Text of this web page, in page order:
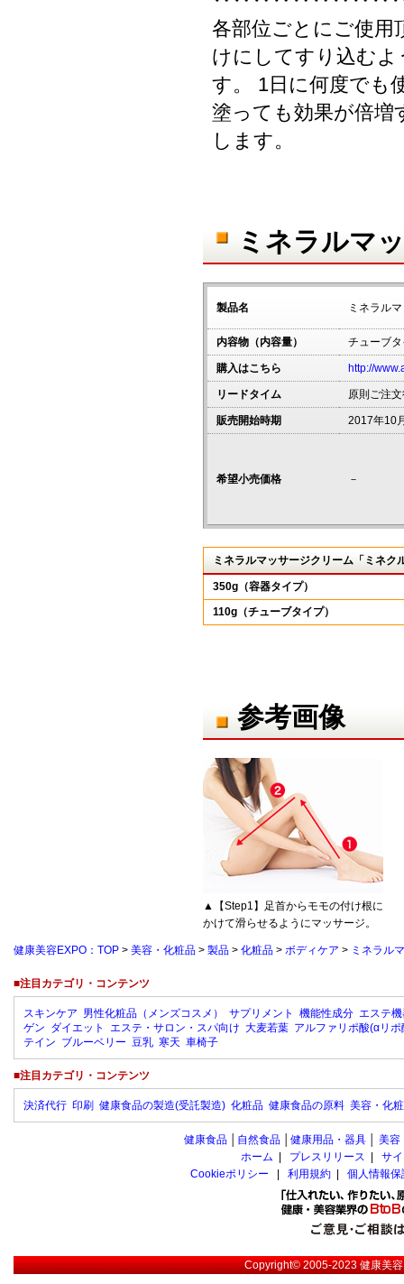
各部位ごとにご使用
けにしてすり込む
す。 1日に何度でも
塗っても効果が倍
します。
ミネラルマ
製品名 ミネラル
内容物（内容量） チューブ
購入はこちら http://
リードタイム 原則ご注
販売開始時期 2017年10
希望小売価格 －
ミネラルマッサージクリーム「ミネク
350g（容器タイプ）
110g（チューブタイプ）
参考画像
▲【Step1】足首からモモの付け根に
かけて滑らせるようにマッサージ。
健康美容EXPO：TOP > 美容・化粧品 > 製品 > 化粧品 > ボディケア > ミネラル
■注目カテゴリ・コンテンツ
スキンケア 男性化粧品（メンズコスメ） サプリメント 機能性成分 エステ
ゲン ダイエット エステ・サロン・スパ向け 大麦若葉 アルファリポ酸(αリポ
テイン ブルーベリー 豆乳 寒天 車椅子
■注目カテゴリ・コンテンツ
決済代行 印刷 健康食品の製造(受託製造) 化粧品 健康食品の原料 美容・化
健康食品 自然食品 健康用品・器具 美容
ホーム
プレスリリース
サ
Cookieポリシー
利用規約 個人情報
Copyright© 2005-2023健康美